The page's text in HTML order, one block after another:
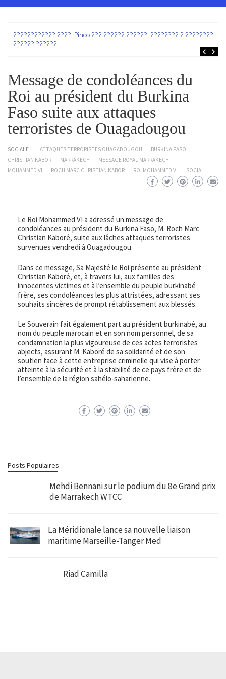
???????????? ???? Pinco ??? ?????? ??????: ???????? ? ???????? ?
?????? ??????
Message de condoléances du
Roi au président du Burkina
Faso suite aux attaques
terroristes de Ouagadougou
SOCIALE ATTAQUES TERRORISTES OUAGADOUGOU
BURKINA FASO
CHRISTIAN KABOR
MARRAKECH
MESSAGE ROYAL MARRAKECH
MOHAMMED VI
ROCH MARC CHRISTIAN KABOR ROI MOHAMMED VI SOCIAL
Le Roi Mohammed VI a adressé un message de
condoléances au président du Burkina Faso, M. Roch Marc
Christian Kaboré, suite aux lâches attaques terroristes
survenues vendredi à Ouagadougou.
Dans ce message, Sa Majesté le Roi présente au président
Christian Kaboré, et, à travers lui, aux familles des
innocentes victimes et à l’ensemble du peuple burkinabé
frère, ses condoléances les plus attristées, adressant ses
souhaits sincères de prompt rétablissement aux blessés.
Le Souverain fait également part au président burkinabé, au
nom du peuple marocain et en son nom personnel, de sa
condamnation la plus vigoureuse de ces actes terroristes
abjects, assurant M. Kaboré de sa solidarité et de son
soutien face à cette entreprise criminelle qui vise à porter
atteinte à la sécurité et à la stabilité de ce pays frère et de
l’ensemble de la région sahélo-saharienne.
Posts Populaires
Mehdi Bennani sur le podium du 8e Grand prix
de Marrakech WTCC
La Méridionale lance sa nouvelle liaison
maritime Marseille-Tanger Med
Riad Camilla